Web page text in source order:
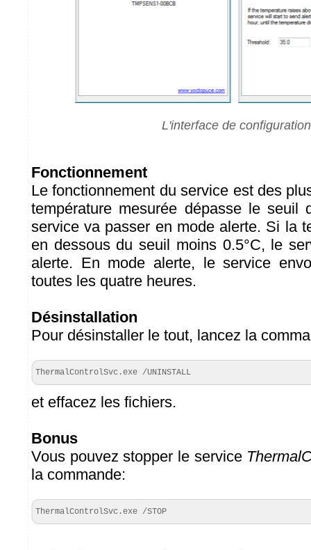
L'interface de configuration
Fonctionnement
Le fonctionnement du service est des
température mesurée dépasse le seuil
service va passer en mode alerte. Si la
en dessous du seuil moins 0.5°C, le
alerte. En mode alerte, le service
toutes les quatre heures.
Désinstallation
Pour désinstaller le tout, lancez la
ThermalControlSvc.exe /UNINSTALL
et effacez les fichiers.
Bonus
Vous pouvez stopper le service
la commande:
ThermalControlSvc.exe /STOP